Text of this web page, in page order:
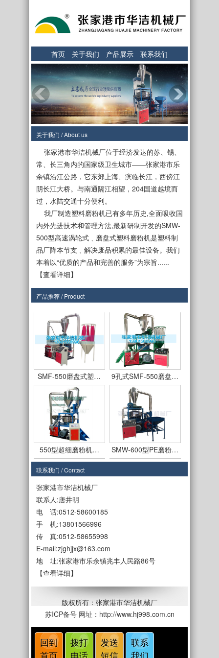
首页 关于我们 产品展示 联系我们
关于我们 / About us
张家港市华洁机械厂位于经济发达的苏、锡、
常、长三角内的国家级卫生城市——张家港市乐
余镇沿江公路，它东郊上海、滨临长江，西傍江
阴长江大桥。与南通隔江相望，204国道越境而
过，水陆交通十分便利。
我厂制造塑料磨粉机已有多年历史,全面吸收国
内外先进技术和管理方法,最新研制开发的SMW-
500型高速涡轮式﹑磨盘式塑料磨粉机是塑料制
品厂降本节支﹑解决废品积累的最佳设备。我们
本着以“优质的产品和完善的服务”为宗旨......
【查看详细】
产品推荐 / Product
SMF-450型
SMF-550磨盘式塑… 9孔式SMF-550磨盘…
550型超细磨粉机… SMW-600型PE磨粉…
SMF-650型磨盘式…
SMF-450型 SMF550型立式磨盘…
联系我们 / Contact
张家港市华洁机械厂
联系人:唐井明
电 话:0512-58600185
手 机:13801566996
传 真:0512-58655998
E-mail:zjghjjx@163.com
地 址:张家港市乐余镇兆丰人民路86号
【查看详细】
版权所有：张家港市华洁机械厂
苏ICP备号网址：http://www.hj998.com.cn
回到
首页
拨打
电话
发送
短信
联系
我们